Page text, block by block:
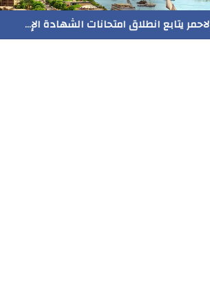
مدير تعليم البحر الاحمر يتابع انطلاق امتحانات الشهادة الإعدادية ويؤكد: الانضباط